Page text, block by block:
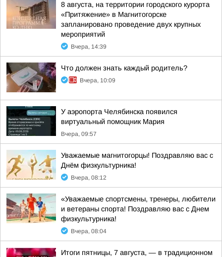
8 августа, на территории городского курорта
«Притяжение» в Магнитогорске
запланировано проведение двух крупных
мероприятий
Вчера, 14:39
Что должен знать каждый родитель?
Вчера, 10:09
У аэропорта Челябинска появился
виртуальный помощник Мария
Вчера, 09:57
Уважаемые магнитогорцы! Поздравляю вас с
Днём физкультурника!
Вчера, 08:12
«Уважаемые спортсмены, тренеры, любители
и ветераны спорта! Поздравляю вас с Днем
физкультурника!
Вчера, 08:04
Итоги пятницы, 7 августа, — в традиционном